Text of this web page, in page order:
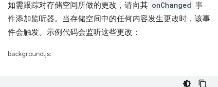
如需跟踪对存储空间所做的更改，请向其 onChanged 事
件添加监听器。当存储空间中的任何内容发生更改时，该事
件会触发。示例代码会监听这些更改：
background.js: